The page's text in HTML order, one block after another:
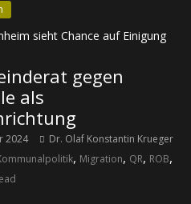
sieht Chance auf Einigung
gegen
als
2024
Dr. Olaf Konstantin Krueger
, Migration, QR, ROB,